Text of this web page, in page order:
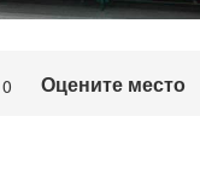
0 Оцените место